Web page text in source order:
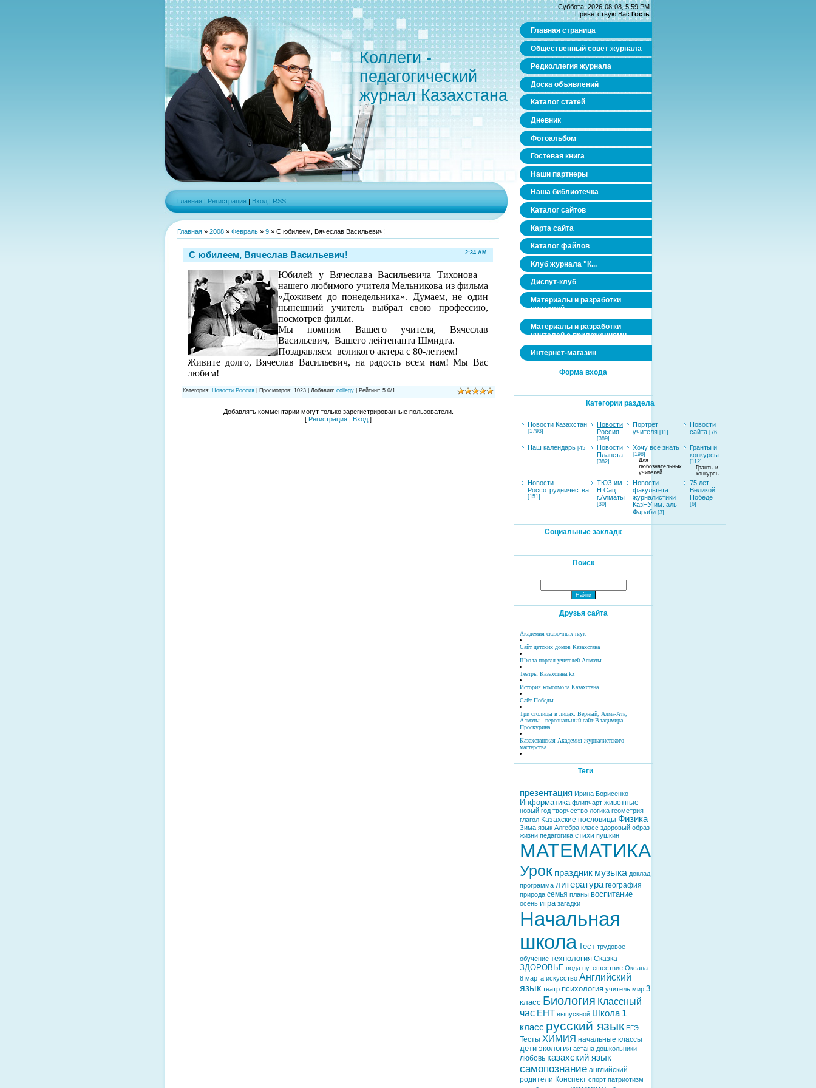
Коллеги -
педагогический
журнал Казахстана
Главная | Регистрация | Вход | RSS
Главная » 2008 » Февраль » 9 » С юбилеем, Вячеслав Васильевич!
2:34 AM
С юбилеем, Вячеслав Васильевич!
Юбилей у Вячеслава Васильевича Тихонова –
нашего любимого учителя Мельникова из фильма
«Доживем до понедельника». Думаем, не один
нынешний учитель выбрал свою профессию,
посмотрев фильм.
Мы помним Вашего учителя, Вячеслав
Васильевич, Вашего лейтенанта Шмидта.
Поздравляем великого актера с 80-летием!
Живите долго, Вячеслав Васильевич, на радость всем нам! Мы Вас
любим!
Категория: Новости Россия Просмотров: 1023 Добавил: collegy Рейтинг: 5.0/1
Добавлять комментарии могут только зарегистрированные пользователи.
[ Регистрация | Вход ]
Суббота, 2026-08-08, 5:59 PM
Приветствую Вас Гость
Главная страница
Общественный совет журнала
Редколлегия журнала
Доска объявлений
Каталог статей
Дневник
Фотоальбом
Гостевая книга
Наши партнеры
Наша библиотечка
Каталог сайтов
Карта сайта
Каталог файлов
Клуб журнала "К...
Диспут-клуб
Материалы и разработки
учителей
Материалы и разработки
учителей с приложениями
Интернет-магазин
Форма входа
Категории раздела
Новости Казахстан
[1793]
Новости
Россия
[389]
Портрет
учителя [11]
Новости
сайта [76]
Наш календарь [45]
Новости
Планета
[382]
Хочу все знать
[198]
Для
любознательных
учителей
Гранты и
конкурсы
[112]
Гранты и
конкурсы
Новости
Россотрудничества
[151]
ТЮЗ им.
Н.Сац
г.Алматы
[30]
Новости
факультета
журналистики
КазНУ им. аль-
Фараби [3]
75 лет
Великой
Победе
[6]
Социальные закладк
Поиск
Друзья сайта
Академия сказочных наук
Сайт детских домов Казахстана
Школа-портал учителей Алматы
Театры Казахстана.kz
История комсомола Казахстана
Сайт Победы
Три столицы в лицах: Верный, Алма-Ата,
Алматы - персональный сайт Владимира
Проскурина
Казахстанская Академия журналистского
мастерства
Теги
презентация Ирина Борисенко
Информатика флипчарт животные
новый год творчество логика геометрия
глагол Казахские пословицы Физика
Зима язык Алгебра класс здоровый образ
жизни педагогика стихи пушкин
МАТЕМАТИКА
Урок праздник музыка доклад
программа литература география
природа семья планы воспитание
осень игра загадки
Начальная
школа Тест трудовое
обучение технология Сказка
ЗДОРОВЬЕ вода путешествие Оксана
8 марта искусство Английский
язык театр психология учитель мир 3
класс Биология Классный
час ЕНТ выпускной Школа 1
класс русский язык ЕГЭ
Тесты ХИМИЯ начальные классы
дети экология астана дошкольники
любовь казахский язык
самопознание английский
родители Конспект спорт патриотизм